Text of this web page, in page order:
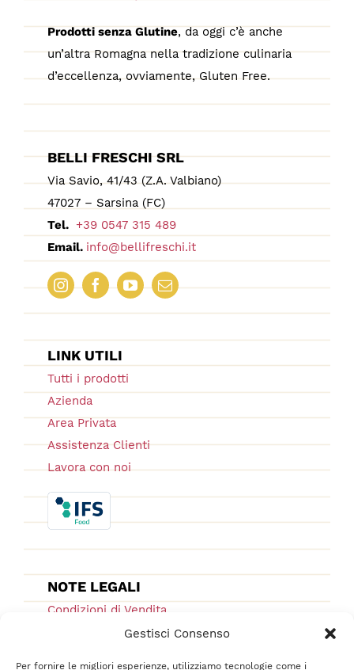
Gestisci Consenso
Per fornire le migliori esperienze, utilizziamo tecnologie come i
Prodotti senza Glutine, da oggi c’è anche
un’altra Romagna nella tradizione culinaria
d’eccellenza, ovviamente, Gluten Free.
BELLI FRESCHI SRL
Via Savio, 41/43 (Z.A. Valbiano)
47027 – Sarsina (FC)
Tel. +39 0547 315 489
Email. info@bellifreschi.it
LINK UTILI
Tutti i prodotti
Azienda
Area Privata
Assistenza Clienti
Lavora con noi
NOTE LEGALI
Condizioni di Vendita
Ordini e Spedizioni